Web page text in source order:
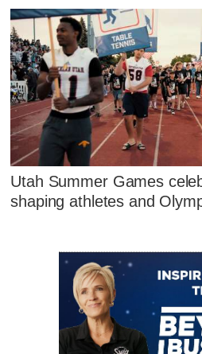
Utah Summer Games
shaping athletes and